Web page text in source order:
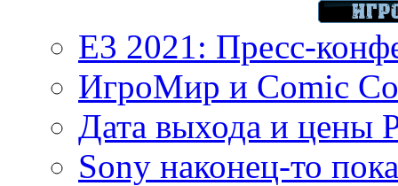
E3 2021: Пресс-
ИгроМир и Comic
Дата выхода и цены
Sony наконец-то